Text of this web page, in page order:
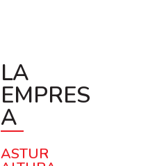
LA
EMPRES
A
ASTUR